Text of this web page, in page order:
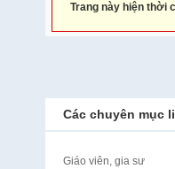
Trang này hiện thời
Các chuyên mục
Giáo viên, gia sư